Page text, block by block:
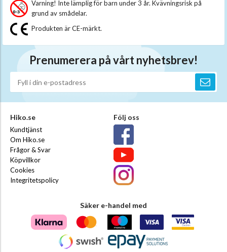
Varning! Inte lämplig för barn under 3 år. Kvävningsrisk på
grund av smådelar.
Produkten är CE-märkt.
Prenumerera på vårt nyhetsbrev!
Hiko.se
Kundtjänst
Om Hiko.se
Frågor & Svar
Köpvillkor
Cookies
Integritetspolicy
Följ oss
Säker e-handel med